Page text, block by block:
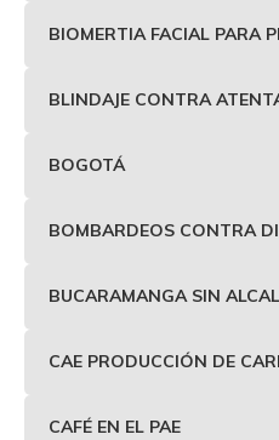
BIOMERTIA FACIAL PARA
BLINDAJE CONTRA
BOGOTÁ
BOMBARDEOS CONTRA
BUCARAMANGA SIN
CAE PRODUCCIÓN DE
CAFÉ EN EL PAE